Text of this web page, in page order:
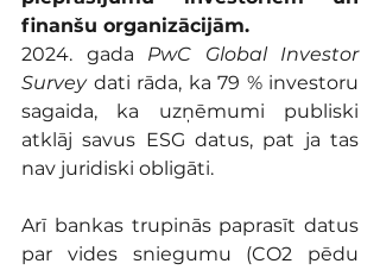
finanšu organizācijām.
2024. gada PwC Global Investor
Survey dati rāda, ka 79 % investoru
sagaida, ka uzņēmumi publiski
atklāj savus ESG datus, pat ja tas
nav juridiski obligāti.
Arī bankas trupinās paprasīt datus
par vides sniegumu (CO2 pēdu